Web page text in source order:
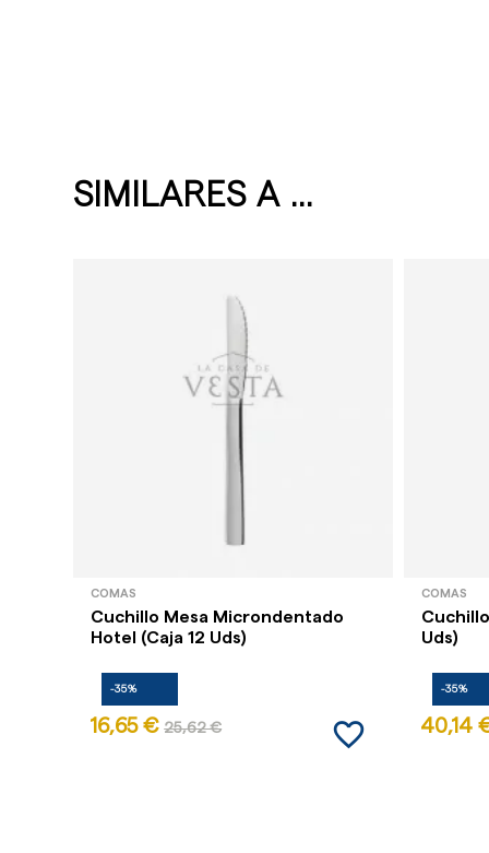
SIMILARES A ...
COMAS
Cuchillo Mesa Microndentado
Hotel (Caja 12 Uds)
-35%
16,65 € 25,62 € favorite_border
COMAS
Uds)
-35%
40,14